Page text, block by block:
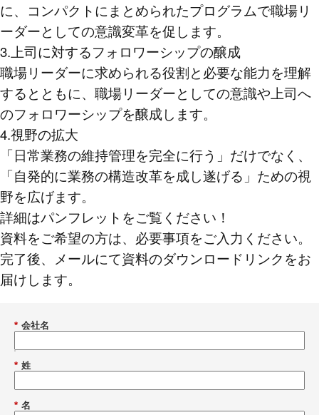
に、コンパクトにまとめられたプログラムで職場リ
ーダーとしての意識変革を促します。
3.上司に対するフォロワーシップの醸成
職場リーダーに求められる役割と必要な能力を理解
するとともに、職場リーダーとしての意識や上司へ
のフォロワーシップを醸成します。
4.視野の拡大
「日常業務の維持管理を完全に行う」だけでなく、
「自発的に業務の構造改革を成し遂げる」ための視
野を広げます。
詳細はパンフレットをご覧ください！
資料をご希望の方は、必要事項をご入力ください。
完了後、メールにて資料のダウンロードリンクをお
届けします。
* 会社名
* 姓
* 名